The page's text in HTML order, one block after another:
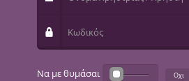
Κωδικός
Να με θυμάσαι